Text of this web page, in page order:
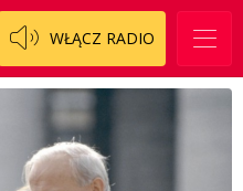
WŁĄCZ RADIO